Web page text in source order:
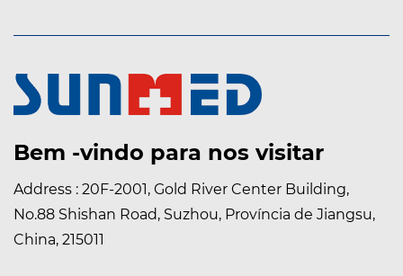
Bem -vindo para nos visitar
Address : 20F-2001, Gold River Center Building,
No.88 Shishan Road, Suzhou, Província de Jiangsu,
China, 215011